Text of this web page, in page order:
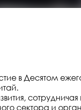
в Десятом
сектора и